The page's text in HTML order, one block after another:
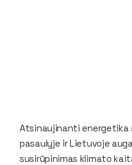
Atsinaujinanti energetika
pasaulyje ir Lietuvoje
susirūpinimas klimato